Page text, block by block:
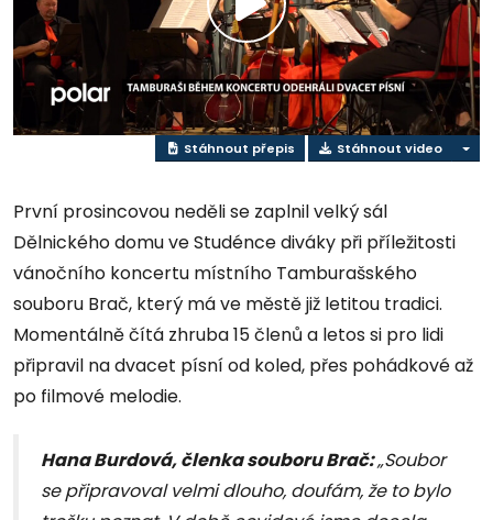
Přehrát
video
Stáhnout přepis Stáhnout video
První prosincovou neděli se zaplnil velký sál
Dělnického domu ve Studénce diváky při příležitosti
vánočního koncertu místního Tamburašského
souboru Brač, který má ve městě již letitou tradici.
Momentálně čítá zhruba 15 členů a letos si pro lidi
připravil na dvacet písní od koled, přes pohádkové až
po filmové melodie.
Hana Burdová, členka souboru Brač:„Soubor
se připravoval velmi dlouho, doufám, že to bylo